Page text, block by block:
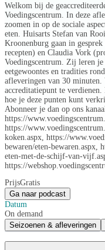
Welkom bij de
Voedingscentrum. In deze
zoomen in op de sociale
eten. Huisarts Stefan van
Kroonenburg gaan in
recepten) en Claudia Vork
Voedingscentrum. Zij leren je
eetgewoontes en tradities
afleveringen van 30
accreditatiepunt te
hoe je deze punten kunt
Abonneer je dan op ons
https://
https://
koken.aspx, https://
bewaren/eten-bewaren.aspx,
eten-met-de-schijf-van-
https://
PrijsGratis
Ga naar podcast
Datum
On demand
Seizoenen & afleveringen